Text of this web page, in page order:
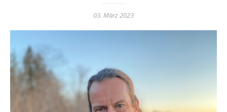
03. März 2023